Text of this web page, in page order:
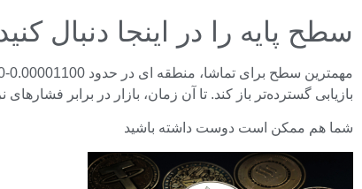
سطح پایه را در اینجا دنبال
بازیابی گسترده‌تر باز کند. تا آن زمان، بازار در برابر
شما هم ممکن است دوست داشته باشید